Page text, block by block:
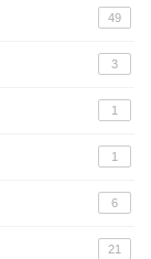
49
3
1
1
6
21